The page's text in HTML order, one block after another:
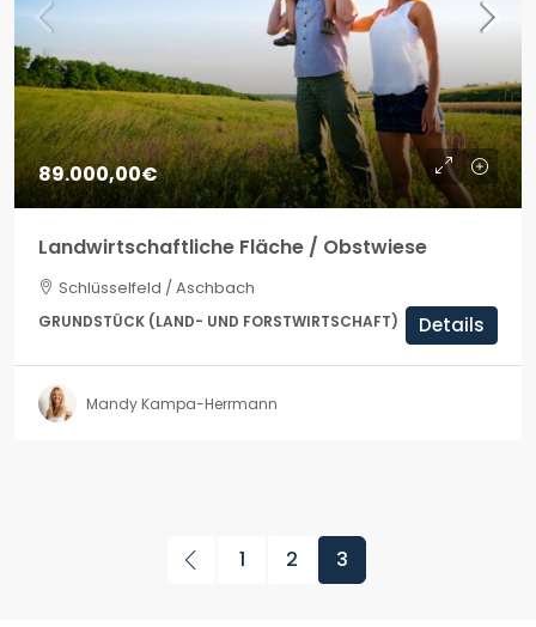
89.000,00€
Landwirtschaftliche Fläche / Obstwiese
Schlüsselfeld / Aschbach
GRUNDSTÜCK (LAND- UND FORSTWIRTSCHAFT) Details
Mandy Kampa-Herrmann
1 2 3